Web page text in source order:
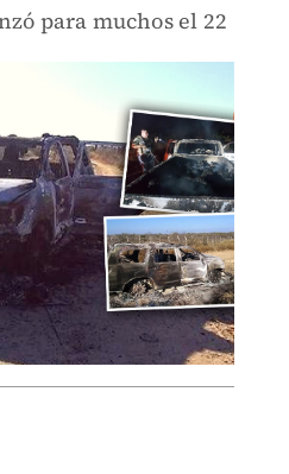
para muchos el 22